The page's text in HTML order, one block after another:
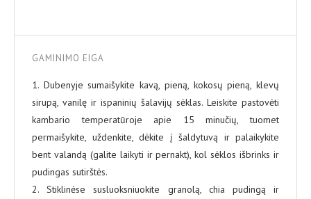
GAMINIMO EIGA
1. Dubenyje sumaišykite kavą, pieną, kokosų pieną, klevų
sirupą, vanilę ir ispaninių šalavijų sėklas. Leiskite pastovėti
kambario temperatūroje apie 15 minučių, tuomet
permaišykite, uždenkite, dėkite į šaldytuvą ir palaikykite
bent valandą (galite laikyti ir pernakt), kol sėklos išbrinks ir
pudingas sutirštės.
2. Stiklinėse susluoksniuokite granolą, chia pudingą ir